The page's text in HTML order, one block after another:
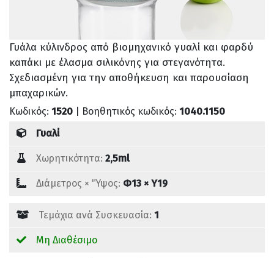
Γυάλα κύλινδρος από βιομηχανικό γυαλί και φαρδύ
καπάκι με έλασμα σιλικόνης για στεγανότητα.
Σχεδιασμένη για την αποθήκευση και παρουσίαση
μπαχαρικών.
Κωδικός: 1520 | Βοηθητικός κωδικός: 1040.1150
Γυαλί
Χωρητικότητα: 2,5ml
Διάμετρος × 'Ύψος: Φ13 × Υ19
Τεμάχια ανά Συσκευασία: 1
Μη Διαθέσιμο